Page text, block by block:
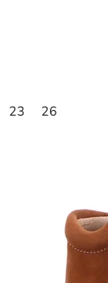
23 26